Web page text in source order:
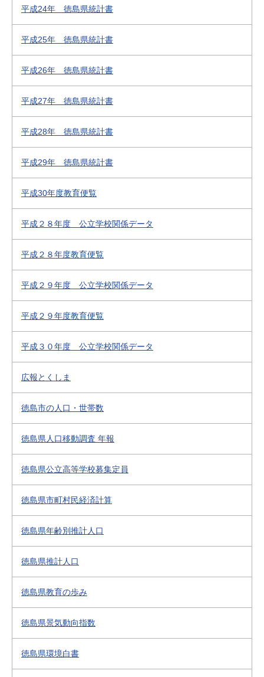
平成24年 徳島県統計書
平成25年 徳島県統計書
平成26年 徳島県統計書
平成27年 徳島県統計書
平成28年 徳島県統計書
平成29年 徳島県統計書
平成30年度教育便覧
平成２８年度 公立学校関係データ
平成２８年度教育便覧
平成２９年度 公立学校関係データ
平成２９年度教育便覧
平成３０年度 公立学校関係データ
広報とくしま
徳島市の人口・世帯数
徳島県人口移動調査 年報
徳島県公立高等学校募集定員
徳島県市町村民経済計算
徳島県年齢別推計人口
徳島県推計人口
徳島県教育の歩み
徳島県景気動向指数
徳島県環境白書